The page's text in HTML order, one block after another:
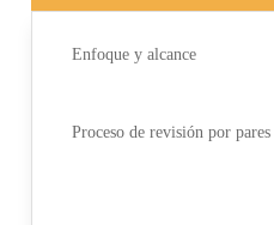
Enfoque y alcance
Proceso de revisión por pares